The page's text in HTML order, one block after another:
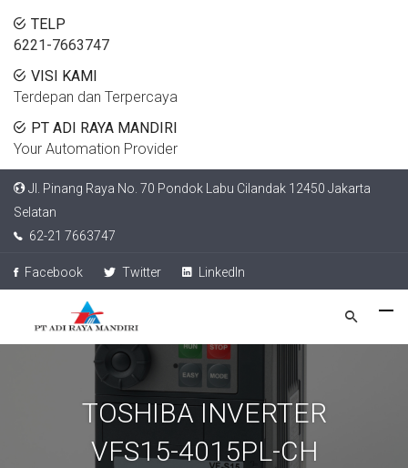
TELP
6221-7663747
VISI KAMI
Terdepan dan Terpercaya
PT ADI RAYA MANDIRI
Your Automation Provider
Jl. Pinang Raya No. 70 Pondok Labu Cilandak 12450 Jakarta
Selatan
62-21 7663747
Facebook Twitter LinkedIn
TOSHIBA INVERTER
VFS15-4015PL-CH